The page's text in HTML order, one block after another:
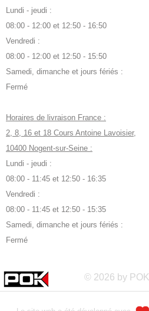
Lundi - jeudi :
08:00 - 12:00 et 12:50 - 16:50
Vendredi :
08:00 - 12:00 et 12:50 - 15:50
Samedi, dimanche et jours fériés :
Fermé
Horaires de livraison France :
2, 8, 16 et 18 Cours Antoine Lavoisier,
10400 Nogent-sur-Seine :
Lundi - jeudi :
08:00 - 11:45 et 12:50 - 16:35
Vendredi :
08:00 - 11:45 et 12:50 - 15:35
Samedi, dimanche et jours fériés :
Fermé
© 2026 by POK